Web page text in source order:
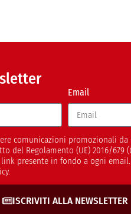
Email
comunicazioni promozionali da
del Regolamento (UE) 2016/679
presente in fondo a ogni
ISCRIVITI ALLA NEWSLETTER